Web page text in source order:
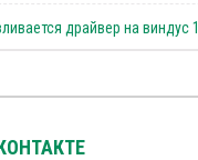
драйвер на виндус